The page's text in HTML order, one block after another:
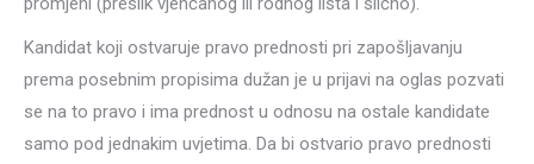
Kandidat koji ostvaruje pravo prednosti pri zapošljavanju
prema posebnim propisima dužan je u prijavi na oglas pozvati
se na to pravo i ima prednost u odnosu na ostale kandidate
samo pod jednakim uvjetima. Da bi ostvario pravo prednosti